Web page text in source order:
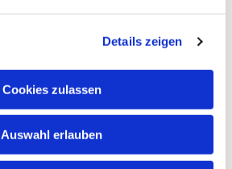
Details zeigen
Cookies zulassen
Auswahl erlauben